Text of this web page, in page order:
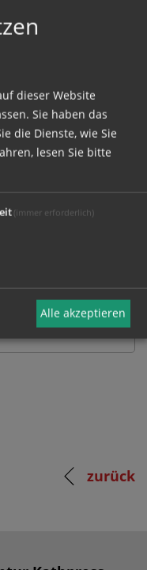
Bitte
Sie das
Benutzernamen
zurück
dieser Website
Sie haben das
die Dienste, wie Sie
lesen Sie bitte
(immer erforderlich)
Alle akzeptieren